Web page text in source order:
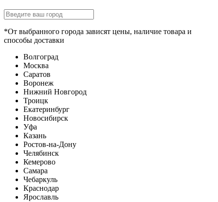
*От выбранного города зависят цены, наличие товара и
способы доставки
Волгоград
Москва
Саратов
Воронеж
Нижний Новгород
Троицк
Екатеринбург
Новосибирск
Уфа
Казань
Ростов-на-Дону
Челябинск
Кемерово
Самара
Чебаркуль
Краснодар
Ярославль